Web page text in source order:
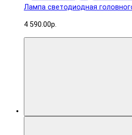
Лампа светодиодная
4 590.00р.